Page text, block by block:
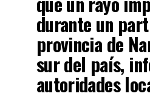
durante un
provincia de
sur del país,
autoridades